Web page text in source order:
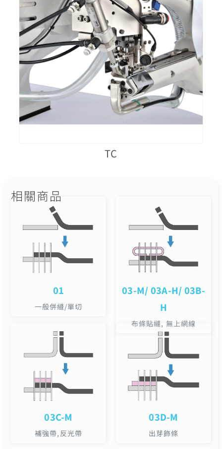
TC
相關商品
01
一般併縫/單切
03-M/ 03A-H/ 03B-
H
布條貼縫, 無上網線
03C-M
補強帶,反光帶
03D-M
出芽飾條